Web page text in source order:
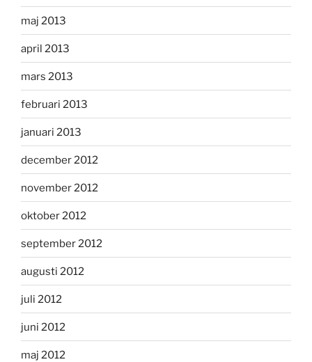
maj 2013
april 2013
mars 2013
februari 2013
januari 2013
december 2012
november 2012
oktober 2012
september 2012
augusti 2012
juli 2012
juni 2012
maj 2012